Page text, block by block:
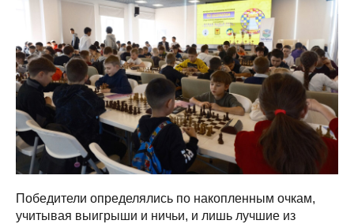
Победители определялись по накопленным очкам,
учитывая выигрыши и ничьи, и лишь лучшие из